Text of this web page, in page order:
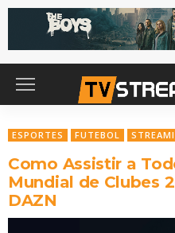
ESPORTES FUTEBOL
Como Assistir a
Mundial de Clubes
DAZN